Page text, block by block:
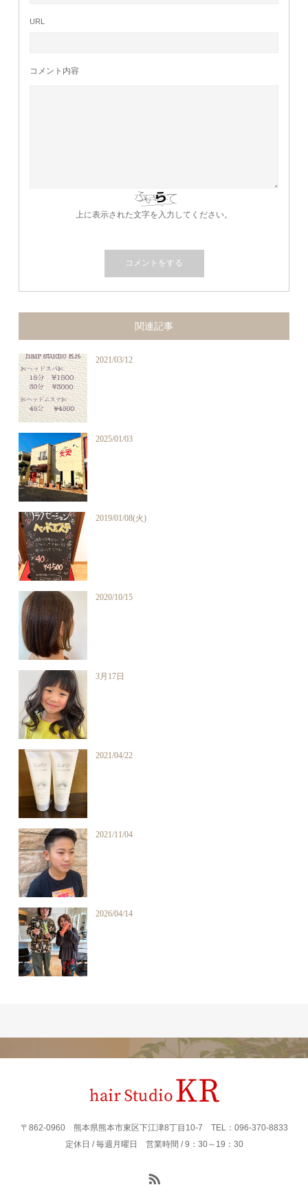
URL
コメント内容
上に表示された文字を入力してください。
関連記事
2021/03/12
2025/01/03
2019/01/08(火)
2020/10/15
3月17日
2021/04/22
2021/11/04
2026/04/14
〒862‐0960 熊本県熊本市東区下江津8丁目10-7 TEL：096-370-8833
定休日 / 毎週月曜日 営業時間 / 9：30～19：30